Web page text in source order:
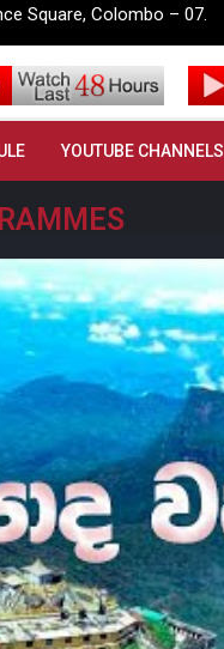
info@rupavahini.lk
YOUTUBE CHANNELS